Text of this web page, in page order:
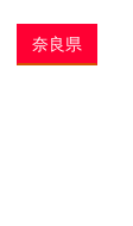
奈良県